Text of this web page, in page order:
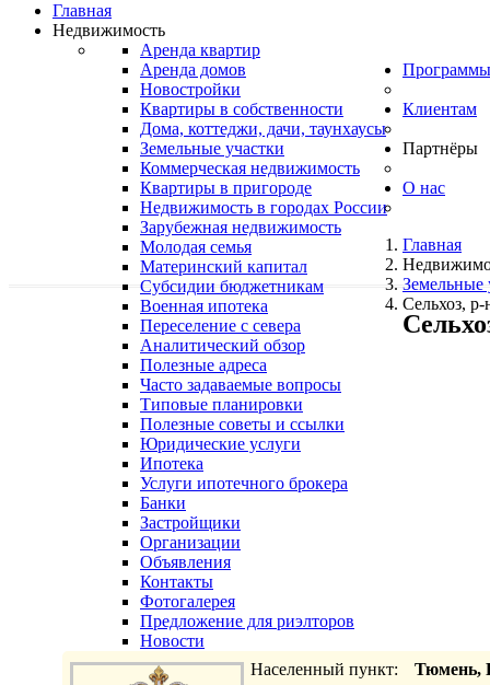
Главная
Недвижимость
Аренда квартир
Аренда домов
Новостройки
Квартиры в собственности
Дома, коттеджи, дачи, таунхаусы
Земельные участки
Коммерческая недвижимость
Квартиры в пригороде
Недвижимость в городах России
Зарубежная недвижимость
Программы
Молодая семья
Материнский капитал
Субсидии бюджетникам
Военная ипотека
Переселение с севера
Клиентам
Аналитический обзор
Полезные адреса
Часто задаваемые вопросы
Типовые планировки
Полезные советы и ссылки
Юридические услуги
Ипотека
Услуги ипотечного брокера
Партнёры
Банки
Застройщики
Организации
О нас
Объявления
Контакты
Фотогалерея
Предложение для риэлторов
Новости
Главная
Земельные
Сельхоз,
Населенный пункт:
Тюмень,